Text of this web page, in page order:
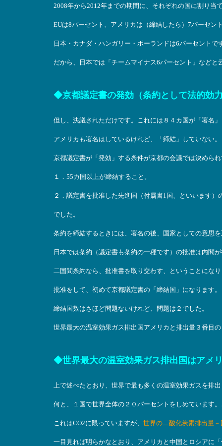
2008年から2012年までの期間に、それぞれの国に割り当
EUは8パーセント、アメリカは（締結したら）7パーセン
日本・カナダ・ハンガリー・ポーランドは6パーセントで
だから、日本では「チームマイナス6パーセント」などと
◆京都議定書の発効（条約として法的効
但し、決議されただけです。これには８４カ国が「署名
アメリカも署名はしているけれど、「締結」していない。
京都議定書が「発効」する条件が京都の会議では決めら
１．55カ国以上が締結すること。
２．議定書を批准した先進国（付属書1国、といいます
でした。
条約を締結するときには、署名の後、国家としての意思
日本では条約（議定書も条約の一種です）の批准は内閣
二国間条約なら、批准書を取り交わす、ということにな
批准をして、初めて京都議定書の「締結国」になります。
締結国数はさほど問題ないけれど、問題は２でした。
世界最大の温室効果ガス排出国アメリカと排出量３番目
◆世界最大の温室効果ガス排出国はアメ
上で述べたとおり、世界で最も多くの温室効果ガスを排
何と、１国で世界全体の２０パーセントをしめています
これはCO2に限っていますが、 世界の二酸化炭素排出量
一目見れば明らかなとおり、アメリカと中国とロシアに